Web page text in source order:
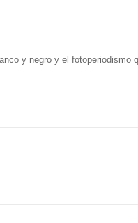
y negro y el fotoperiodismo